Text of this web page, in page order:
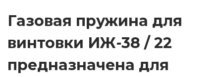
у
ж
в
Газовая пружина для
винтовки ИЖ-38 / 22
предназначена для